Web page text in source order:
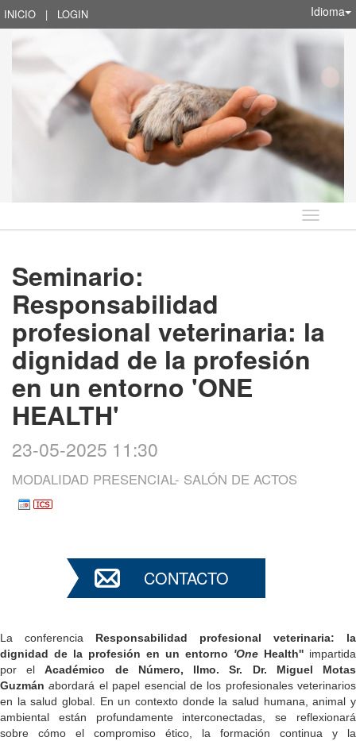
INICIO | LOGIN Idioma
Idioma
Seminario:
Responsabilidad
profesional veterinaria: la
dignidad de la profesión
en un entorno 'ONE
HEALTH'
23-05-2025 11:30
MODALIDAD PRESENCIAL- SALÓN DE ACTOS
CONTACTO
La conferencia Responsabilidad profesional veterinaria: la
dignidad de la profesión en un entorno 'One Health'' impartida
por
elAcadémico de Número, Ilmo. Sr. Dr. Miguel Motas
Guzmánabordará el papel esencial de los profesionales veterinarios
en la salud global. En un contexto donde la salud humana, animal y
ambiental están profundamente interconectadas, se reflexionará
sobre cómo el compromiso ético, la formación continua y la